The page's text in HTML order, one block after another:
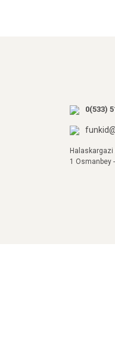
0(533)
Halaskargazi
1 Osmanbey